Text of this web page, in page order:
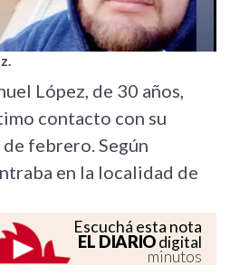
López, de 30 años,
contacto con su
febrero. Según
en la localidad de
Escuchá esta nota
EL DIARIOdigital
minutos